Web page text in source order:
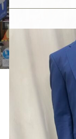
ー
ツ
の の